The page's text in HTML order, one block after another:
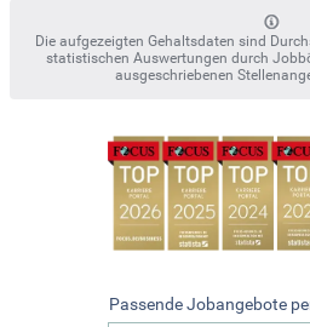
Die aufgezeigten Gehaltsdaten sind
statistischen Auswertungen durch
ausgeschriebenen
Passende Jobangebote